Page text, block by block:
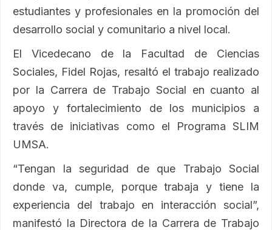
estudiantes y profesionales en la promoción del
desarrollo social y comunitario a nivel local.
El Vicedecano de la Facultad de Ciencias
Sociales, Fidel Rojas, resaltó el trabajo realizado
por la Carrera de Trabajo Social en cuanto al
apoyo y fortalecimiento de los municipios a
través de iniciativas como el Programa SLIM
UMSA.
“Tengan la seguridad de que Trabajo Social
donde va, cumple, porque trabaja y tiene la
experiencia del trabajo en interacción social”,
manifestó la Directora de la Carrera de Trabajo